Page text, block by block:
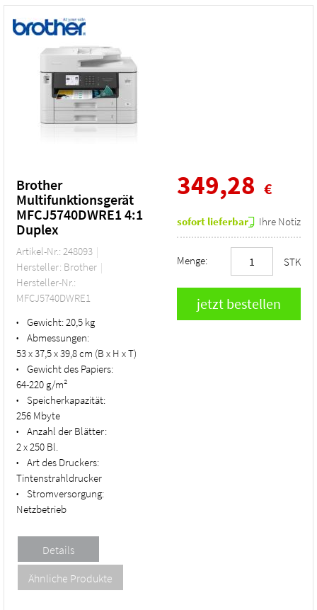
Brother
Multifunktionsgerät
MFCJ5740DWRE1 4:1
Duplex
Artikel-Nr.: 248093
Hersteller: Brother
Hersteller-Nr.:
MFCJ5740DWRE1
• Gewicht:20,5 kg
•
Abmessungen:
53 x 37,5 x 39,8 cm (B x H x T)
•
Gewicht des Papiers:
64-220 g/m²
•
Speicherkapazität:
256 Mbyte
•
Anzahl der Blätter:
2 x 250 Bl.
•
Art des Druckers:
Tintenstrahldrucker
•
Stromversorgung:
Netzbetrieb
349,28 €
sofort lieferbar Ihre Notiz
Menge: STK